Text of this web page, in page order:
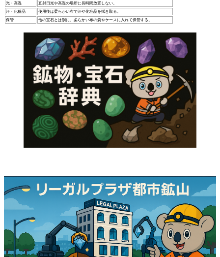
光・高温
直射日光や高温の場所に長時間放置しない。
汗・化粧品
使用後は柔らかい布で汗や化粧品を拭き取る。
保管
他の宝石とは別に、柔らかい布の袋やケースに入れて保管する。